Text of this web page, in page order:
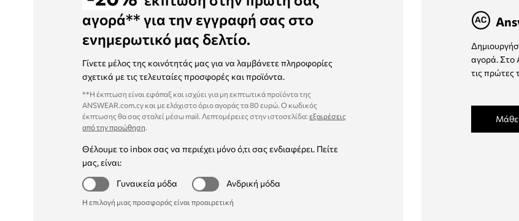
αγορά** για την εγγραφή σας στο
ενημερωτικό μας δελτίο.
Γίνετε μέλος της κοινότητάς μας για να λαμβάνετε πληροφορίες
σχετικά με τις τελευταίες προσφορές και προϊόντα.
**Η έκπτωση είναι εφάπαξ και ισχύει για μη εκπτωτικά προϊόντα της
ANSWEAR.com.cy και με ελάχιστο όριο αγοράς τα 80 ευρώ. Ο κωδικός
έκπτωσης θα σας σταλεί μέσω mail. Λεπτομέρειες στην ιστοσελίδα:εξαιρέσεις
από την προώθηση.
Θέλουμε το inbox σας να περιέχει μόνο ό,τι σας ενδιαφέρει. Πείτε
μας, είναι:
Γυναικεία μόδα
Ανδρική μόδα
Η επιλογή μιας προσφοράς είναι προαιρετική
αγορά. Στο
τις πρώτες